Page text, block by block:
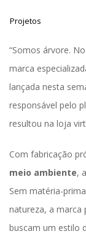
Projeto
“Somos árvore.
marca
lançada nesta
responsável pelo
resultou na loja
Com fabricação
meio ambiente, a
Sem matéria-
natureza, a marca
buscam um estilo